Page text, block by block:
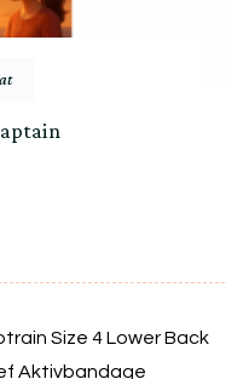
Size 4 Lower Back
Aktivbandage